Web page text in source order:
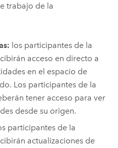
trabajo de la
los participantes de la
acceso en directo a
en el espacio de
Los participantes de la
tener acceso para ver
desde su origen.
participantes de la
actualizaciones de